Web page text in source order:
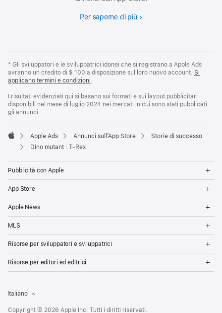
Per saperne di più
* Gli sviluppatori e le sviluppatrici idonei che si registrano a Apple Ads
avranno un credito di $ 100 a disposizione sul loro nuovo account. Si
applicano termini e condizioni.
I risultati evidenziati qui si basano sui formati e sui layout pubblicitari
disponibili nel mese di luglio 2024 nei mercati in cui sono stati pubblicati
gli annunci.
Apple
Apple Ads Annunci sull’App Store
Storie di successo
Dino mutant : T-Rex
Pubblicità con Apple
App Store
Apple News
MLS
Risorse per sviluppatori e sviluppatrici
Risorse per editori ed editrici
Italiano
Copyright © 2026 Apple Inc. Tutti i diritti riservati.